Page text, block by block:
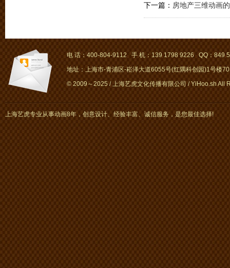
下一篇： 房地产三维动画
电 话：400-804-9112 手 机：139 1798 9226 QQ：849
地址：上海市-青浦区-崧泽大道6055号(红隅科创园)1号楼
© 2009～2025 / 上海艺虎文化传播有限公司 / YiHoo.sh All
上海艺虎专业从事动画8年，创意设计、经验丰富、诚信服务，是您最佳选择!